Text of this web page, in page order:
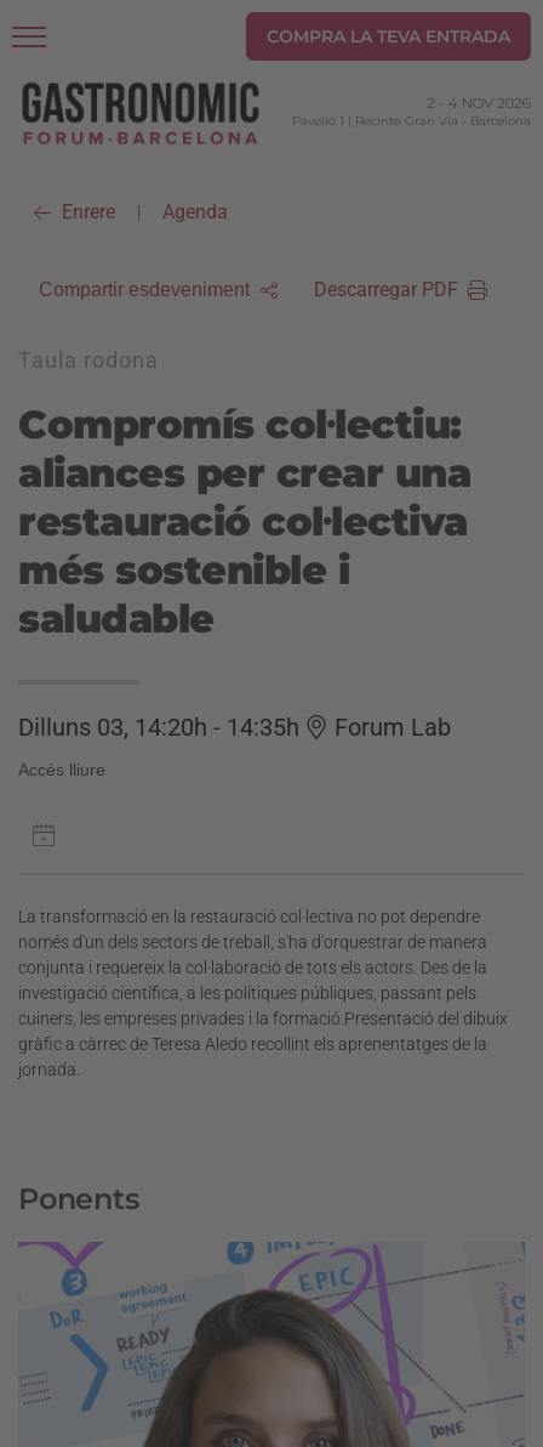
COMPRA LA TEVA ENTRADA
2 - 4 NOV 2026
Pavelló 1 | Recinte Gran Via - Barcelona
Enrere | Agenda
Compartir esdeveniment Descarregar PDF
Taula rodona
Compromís col·lectiu:
aliances per crear una
restauració col·lectiva
més sostenible i
saludable
Dilluns 03, 14:20h - 14:35h Forum Lab
Accés lliure
La transformació en la restauració col·lectiva no pot dependre
només d'un dels sectors de treball, s'ha d'orquestrar de manera
conjunta i requereix la col·laboració de tots els actors. Des de la
investigació científica, a les polítiques públiques, passant pels
cuiners, les empreses privades i la formació.Presentació del dibuix
gràfic a càrrec de Teresa Aledo recollint els aprenentatges de la
jornada.
Ponents